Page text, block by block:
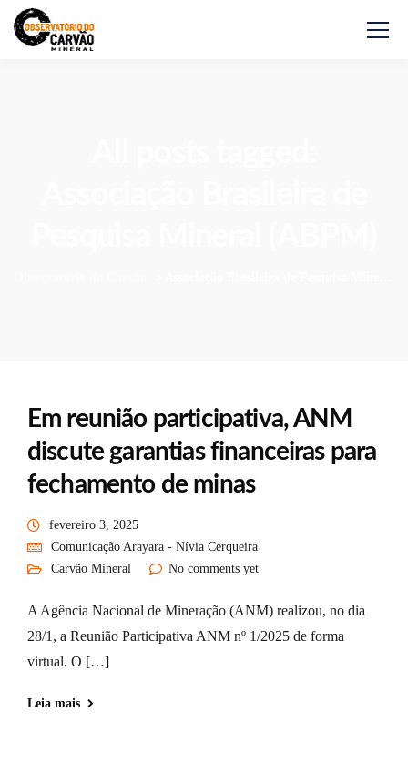
Em reunião participativa, ANM
discute garantias financeiras para
fechamento de minas
fevereiro 3, 2025
Comunicação Arayara - Nívia Cerqueira
Carvão Mineral
No comments yet
A Agência Nacional de Mineração (ANM) realizou, no dia
28/1, a Reunião Participativa ANM nº 1/2025 de forma
virtual. O […]
Leia mais